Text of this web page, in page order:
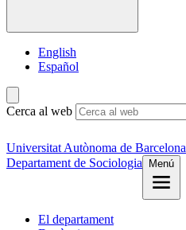
English
Español
Cerca al web
Universitat Autònoma de Barcelona
Departament de Sociologia
Menú
El departament